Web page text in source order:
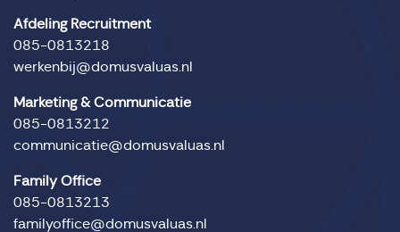
Afdeling Recruitment
085-0813218
werkenbij@domusvaluas.nl
Marketing & Communicatie
085-0813212
communicatie@domusvaluas.nl
Family Office
085-0813213
familyoffice@domusvaluas.nl